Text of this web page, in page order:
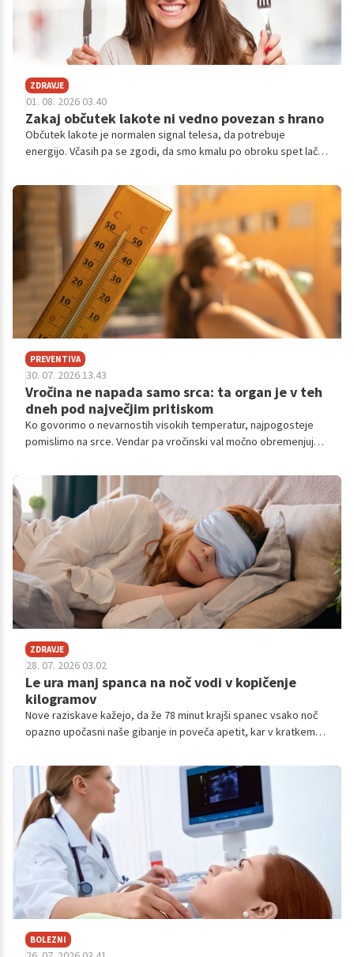
ZDRAVJE
01. 08. 2026 03.40
Zakaj občutek lakote ni vedno povezan s hrano
Občutek lakote je normalen signal telesa, da potrebuje
energijo. Včasih pa se zgodi, da smo kmalu po obroku spet lačni,
zares ne nasitimo. Razlog za to ni vedno v tem, da jemo
premalo.
PREVENTIVA
30. 07. 2026 13.43
Vročina ne napada samo srca: ta organ je v teh
dneh pod največjim pritiskom
Ko govorimo o nevarnostih visokih temperatur, najpogosteje
pomislimo na srce. Vendar pa vročinski val močno obremenjuje
ledvice.
ZDRAVJE
28. 07. 2026 03.02
Le ura manj spanca na noč vodi v kopičenje
kilogramov
Nove raziskave kažejo, da že 78 minut krajši spanec vsako noč
opazno upočasni naše gibanje in poveča apetit, kar v kratkem
BOLEZNI